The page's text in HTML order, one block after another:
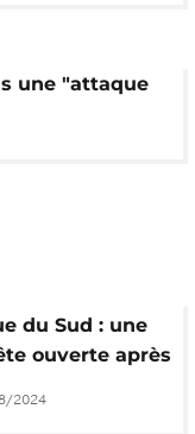
une "attaque
du Sud : une
ouverte après
à
2024